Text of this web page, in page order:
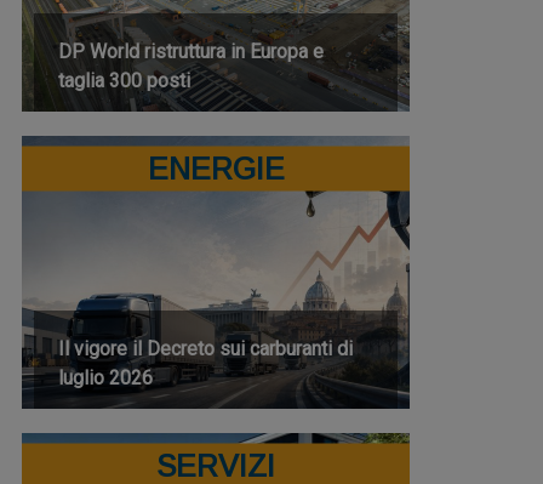
DP World ristruttura in Europa e
taglia 300 posti
ENERGIE
Il vigore il Decreto sui carburanti di
luglio 2026
SERVIZI